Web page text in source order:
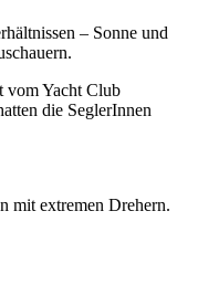
– Sonne und
vom Yacht Club
die SeglerInnen
mit extremen Drehern.